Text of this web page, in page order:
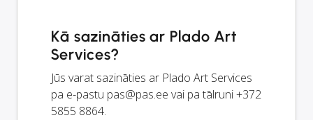
Kā sazināties ar Plado Art
Services?
Jūs varat sazināties ar Plado Art Services
pa e-pastu pas@pas.ee vai pa tālruni +372
5855 8864.